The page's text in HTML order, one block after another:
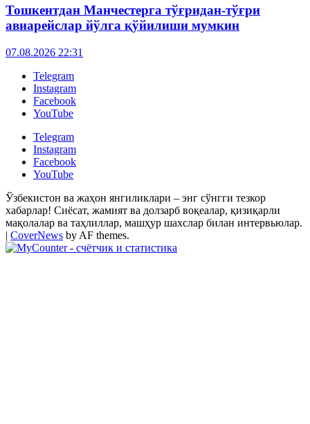
Тошкентдан Манчестерга тўғридан-тўғри
авиарейслар йўлга қўйилиши мумкин
07.08.2026 22:31
Telegram
Instagram
Facebook
YouTube
Telegram
Instagram
Facebook
YouTube
Ўзбекистон ва жаҳон янгиликлари – энг сўнгги тезкор
хабарлар! Сиёсат, жамият ва долзарб воқеалар, қизиқарли
мақолалар ва таҳлиллар, машҳур шахслар билан интервьюлар.
| CoverNews by AF themes.